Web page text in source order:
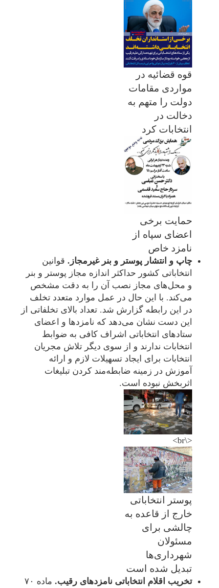
قوه قضائیه در
مواردی مقامات
دولت را متهم به
دخالت در
انتخابات کرد
حمایت برخی
اعضای سپاه از
نامزد خاص
چاپ و انتشار پوستر و بنر غیرمجاز. قوانین
انتخاباتی کشور حداکثر اندازه مجاز پوستر و بنر
و محل‌های مجاز نصب آن را به دقت مشخص
می‌کند. با این حال در عمل موارد متعدد تخلف
در این رابطه گزارش شد. تعداد بالای تخلفاتی از
این دست نشان می‌دهد که نامزدها و اعضای
ستادهای انتخاباتی اشراف کافی به ضوابط
انتخابات ندارند و از سوی دیگر تلاش مجریان
انتخابات برای ایجاد تسهیلات لازم و ارائه
آموزش در زمینه ضابطه‌مند کردن تبلیغات
اثربخش نبوده است.
<\br>
پوستر انتخاباتی
خارج از قاعده به
چالشی برای
مسئولان
شهرداری‌ها
تبدیل شده است
تخریب اقلام انتخاباتی نامزدهای رقیب.
ماده ۷۰